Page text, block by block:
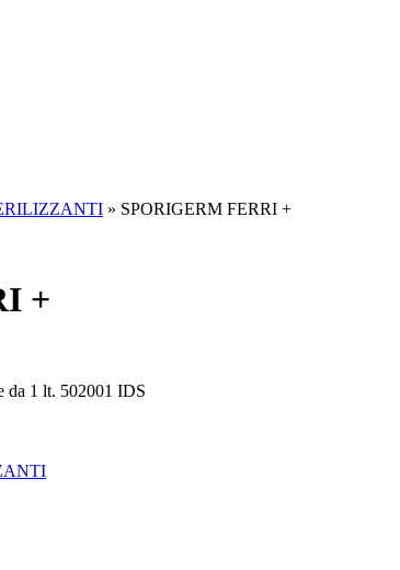
» SPORIGERM FERRI +
+
da 1 lt. 502001 IDS